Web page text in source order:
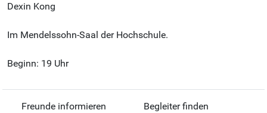
Dexin Kong
Im Mendelssohn-Saal der Hochschule.
Beginn: 19 Uhr
Freunde informieren Begleiter finden